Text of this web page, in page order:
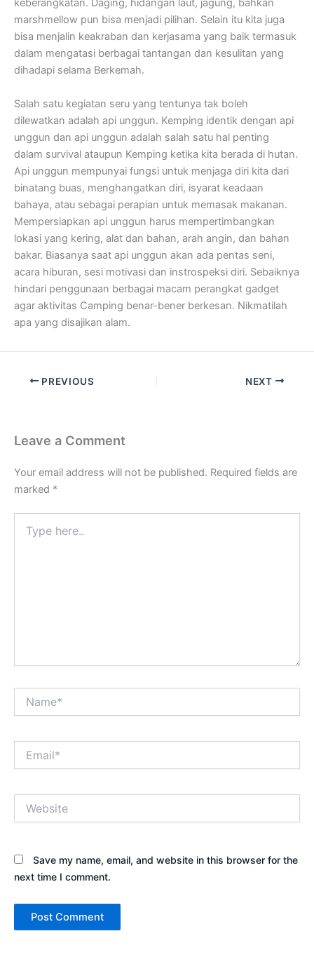
keberangkatan. Daging, hidangan laut, jagung, bahkan
marshmellow pun bisa menjadi pilihan. Selain itu kita juga
bisa menjalin keakraban dan kerjasama yang baik termasuk
dalam mengatasi berbagai tantangan dan kesulitan yang
dihadapi selama Berkemah.
Salah satu kegiatan seru yang tentunya tak boleh
dilewatkan adalah api unggun. Kemping identik dengan api
unggun dan api unggun adalah salah satu hal penting
dalam survival ataupun Kemping ketika kita berada di hutan.
Api unggun mempunyai fungsi untuk menjaga diri kita dari
binatang buas, menghangatkan diri, isyarat keadaan
bahaya, atau sebagai perapian untuk memasak makanan.
Mempersiapkan api unggun harus mempertimbangkan
lokasi yang kering, alat dan bahan, arah angin, dan bahan
bakar. Biasanya saat api unggun akan ada pentas seni,
acara hiburan, sesi motivasi dan instrospeksi diri. Sebaiknya
hindari penggunaan berbagai macam perangkat gadget
agar aktivitas Camping benar-bener berkesan. Nikmatilah
apa yang disajikan alam.
PREVIOUS NEXT
Leave a Comment
Your email address will not be published. Required fields are
marked *
here..
Save my name, email, and website in this browser for the
next time I comment.